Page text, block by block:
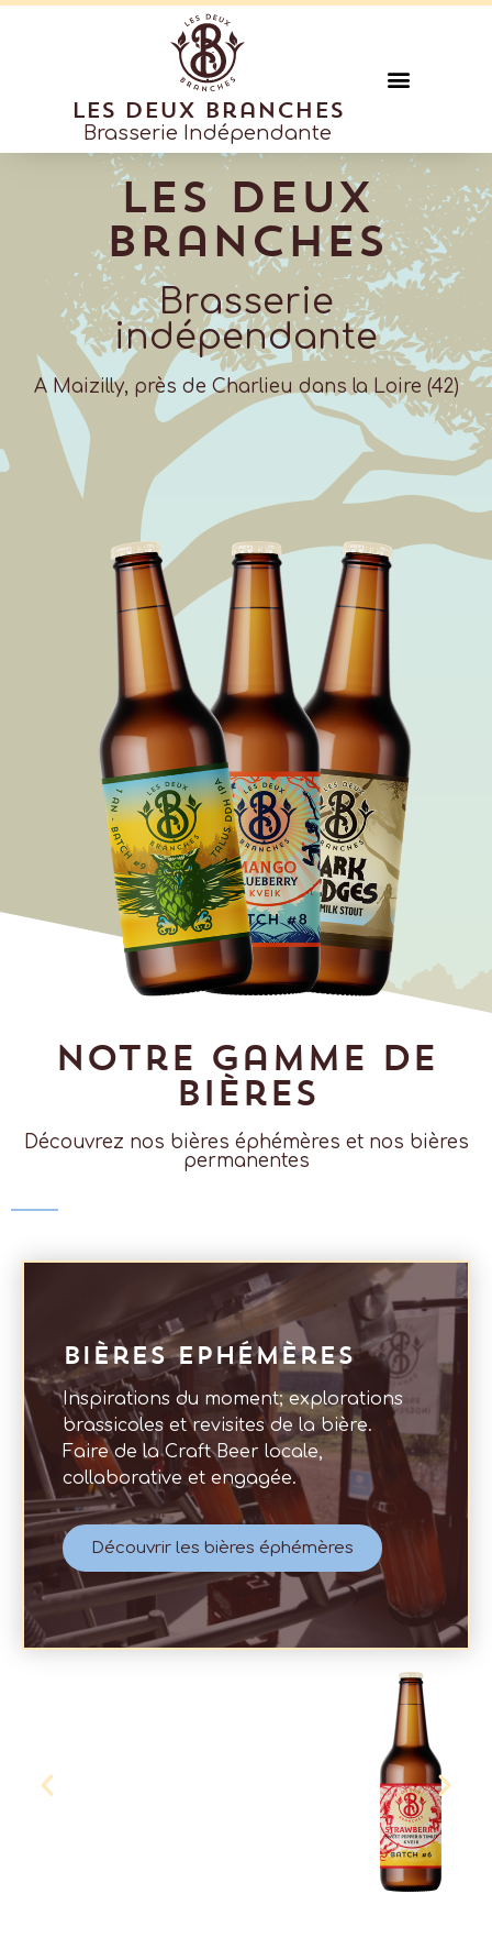
Les deux branches
Brasserie Indépendante
Les Deux
Branches
Brasserie
indépendante
A Maizilly, près de Charlieu dans la Loire (42)
Notre gamme de
bières
Découvrez nos bières éphémères et nos bières
permanentes
Bières ephémères
Inspirations du moment; explorations
brassicoles et revisites de la bière.
Faire de la Craft Beer locale,
collaborative et engagée.
Découvrir les bières éphémères